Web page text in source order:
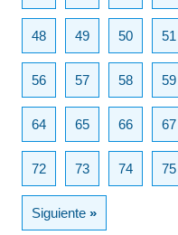
48 49 50 51
56 57 58 59
64 65 66 67
72 73 74 75
Siguiente»